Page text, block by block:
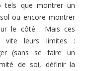
tels que montrer un
ou encore montrer
le côté… Mais ces
vite leurs limites :
(sans se faire un
de soi, définir la